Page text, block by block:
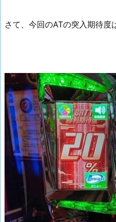
さて、今回のATの突入期待度